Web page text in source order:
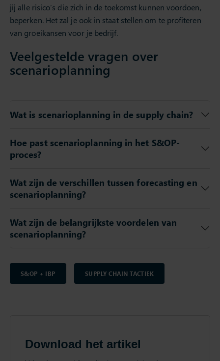
jij alle risico’s die zich in de toekomst kunnen voordoen,
beperken. Het zal je ook in staat stellen om te profiteren
van groeikansen voor je bedrijf.
Veelgestelde vragen over
scenarioplanning
Wat is scenarioplanning in de supply chain?
Hoe past scenarioplanning in het S&OP-
proces?
Wat zijn de verschillen tussen forecasting en
scenarioplanning?
Wat zijn de belangrijkste voordelen van
scenarioplanning?
S&OP + IBP SUPPLY CHAIN TACTIEK